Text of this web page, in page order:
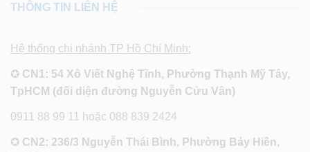
THÔNG TIN LIÊN HỆ
Hệ thống chi nhánh TP Hồ Chí Minh:
✪ CN1: 54 Xô Viết Nghệ Tĩnh, Phường Thạnh Mỹ Tây,
TpHCM (đối diện đường Nguyễn Cửu Vân)
0911 88 99 11 hoặc 088 839 2424
✪ CN2: 236/3 Nguyễn Thái Bình, Phường Bảy Hiền,